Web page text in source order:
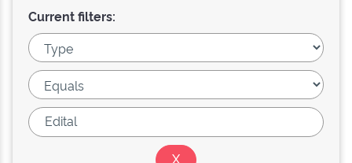
Current filters: